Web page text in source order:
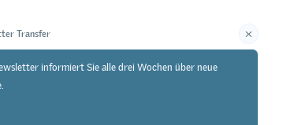
Transfer
informiert Sie alle drei Wochen über neue